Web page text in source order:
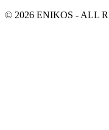
© 2026 ENIKOS - ALL